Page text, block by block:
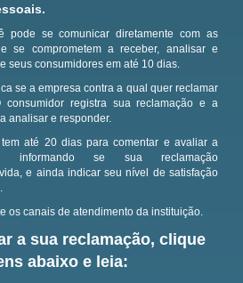
pode se comunicar diretamente com as
se comprometem a receber, analisar e
seus consumidores em até 10 dias.
se a empresa contra a qual quer reclamar
consumidor registra sua reclamação e a
analisar e responder.
até 20 dias para comentar e avaliar a
informando se sua reclamação
e ainda indicar seu nível de satisfação
os canais de atendimento da instituição.
a sua reclamação, clique
abaixo e leia: